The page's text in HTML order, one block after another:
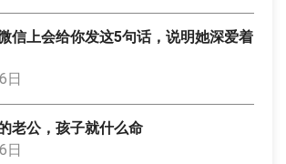
信上会给你发这5句话，说明她深爱着
日
老公，孩子就什么命
日